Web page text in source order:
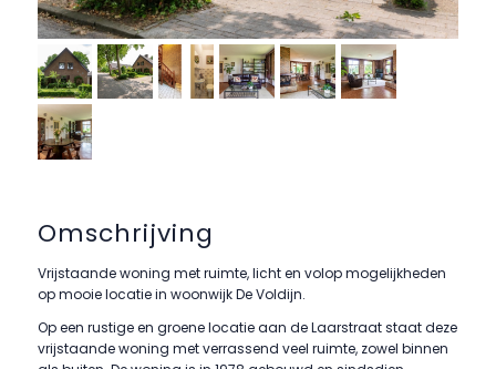
Omschrijving
Vrijstaande woning met ruimte, licht en volop mogelijkheden
op mooie locatie in woonwijk De Voldijn.
Op een rustige en groene locatie aan de Laarstraat staat deze
vrijstaande woning met verrassend veel ruimte, zowel binnen